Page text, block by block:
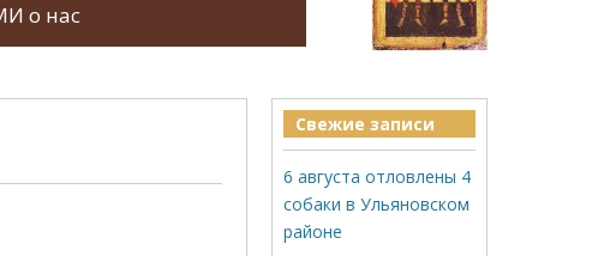
о нас
Свежие записи
6 августа отловлены 4
собаки в Ульяновском
районе